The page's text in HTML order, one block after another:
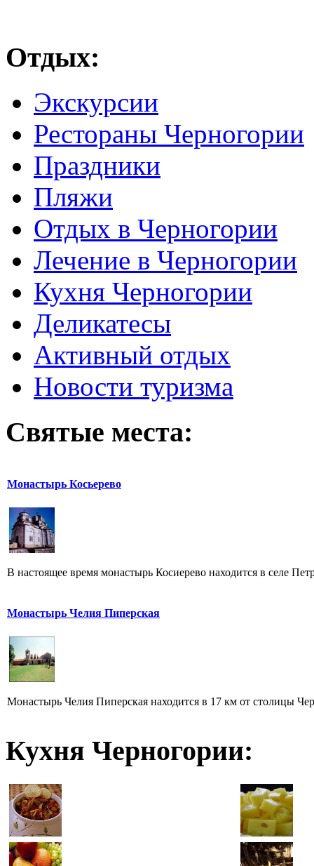
Отдых:
Экскурсии
Рестораны Черногории
Праздники
Пляжи
Отдых в Черногории
Лечение в Черногории
Кухня Черногории
Деликатесы
Активный отдых
Новости туризма
Святые места:
Монастырь Косьерево
В настоящее время монастырь Косиерево находится в селе
Монастырь Челия Пиперская
Монастырь Челия Пиперская находится в 17 км от столицы
Кухня Черногории: